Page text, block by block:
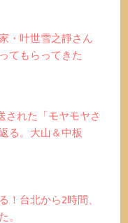
・叶世雪之靜さん
てもらってきた
された「モヤモヤさ
る。大山＆中板
！台北から2時間、
。